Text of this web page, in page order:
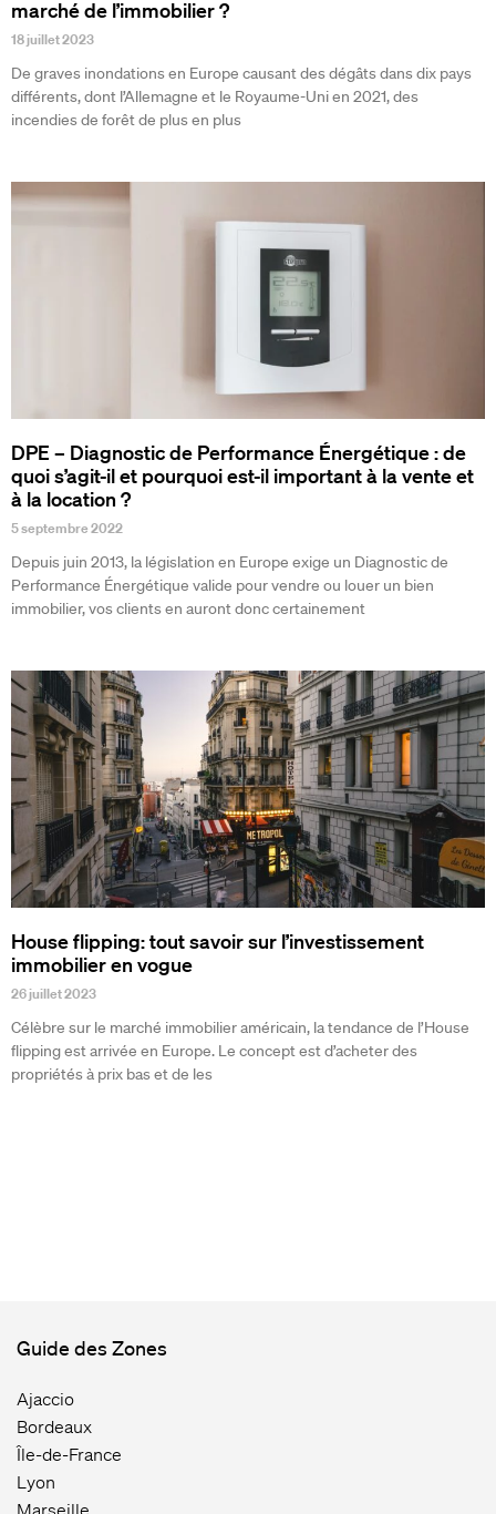
marché de l’immobilier ?
18 juillet 2023
De graves inondations en Europe causant des dégâts dans dix pays
différents, dont l’Allemagne et le Royaume-Uni en 2021, des
incendies de forêt de plus en plus
DPE – Diagnostic de Performance Énergétique : de
quoi s’agit-il et pourquoi est-il important à la vente et
à la location ?
5 septembre 2022
Depuis juin 2013, la législation en Europe exige un Diagnostic de
Performance Énergétique valide pour vendre ou louer un bien
immobilier, vos clients en auront donc certainement
House flipping: tout savoir sur l’investissement
immobilier en vogue
26 juillet 2023
Célèbre sur le marché immobilier américain, la tendance de l’House
flipping est arrivée en Europe. Le concept est d’acheter des
propriétés à prix bas et de les
Guide des Zones
Ajaccio
Bordeaux
Île-de-France
Lyon